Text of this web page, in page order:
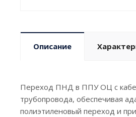
Описание
Переход ПНД в ППУ ОЦ с
трубопровода, обеспечивая
полиэтиленовый переход и